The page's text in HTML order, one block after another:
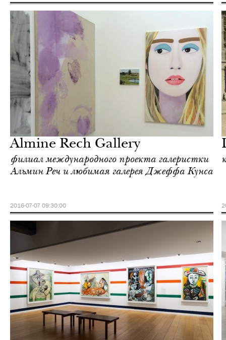
Almine Rech Gallery
филиал международного проекта галеристки
Альмин Реч и любимая галерея Джеффа Кунса
2016-07-07 09:30:00